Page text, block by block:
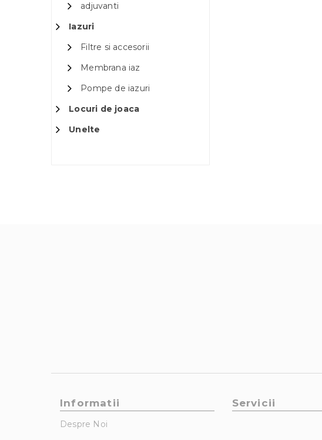
adjuvanti
Iazuri
Filtre si accesorii
Membrana iaz
Pompe de iazuri
Locuri de joaca
Unelte
Informatii
Despre Noi
Servicii